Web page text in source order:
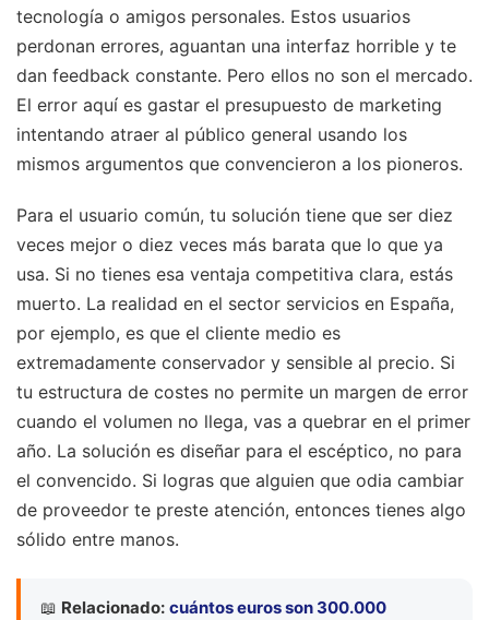
tecnología o amigos personales. Estos usuarios
perdonan errores, aguantan una interfaz horrible y te
dan feedback constante. Pero ellos no son el mercado.
El error aquí es gastar el presupuesto de marketing
intentando atraer al público general usando los
mismos argumentos que convencieron a los pioneros.
Para el usuario común, tu solución tiene que ser diez
veces mejor o diez veces más barata que lo que ya
usa. Si no tienes esa ventaja competitiva clara, estás
muerto. La realidad en el sector servicios en España,
por ejemplo, es que el cliente medio es
extremadamente conservador y sensible al precio. Si
tu estructura de costes no permite un margen de error
cuando el volumen no llega, vas a quebrar en el primer
año. La solución es diseñar para el escéptico, no para
el convencido. Si logras que alguien que odia cambiar
de proveedor te preste atención, entonces tienes algo
sólido entre manos.
📖 Relacionado: cuántos euros son 300.000